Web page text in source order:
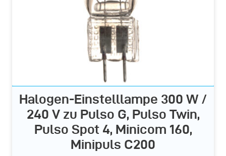
Halogen-Einstelllampe 300 W /
240 V zu Pulso G, Pulso Twin,
Pulso Spot 4, Minicom 160,
Minipuls C200